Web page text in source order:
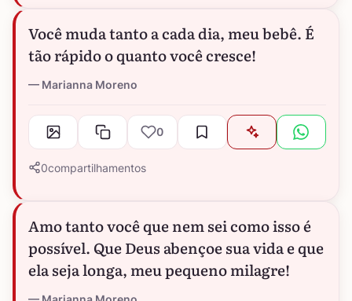
Você muda tanto a cada dia, meu bebê. É
tão rápido o quanto você cresce!
Marianna Moreno
0
0compartilhamentos
Amo tanto você que nem sei como isso é
possível. Que Deus abençoe sua vida e que
ela seja longa, meu pequeno milagre!